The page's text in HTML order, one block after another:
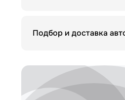
Подбор и доставка